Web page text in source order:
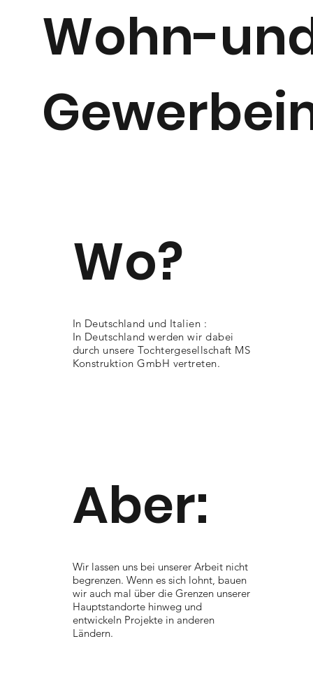
Wo?
In Deutschland und Italien :
In Deutschland werden wir dabei
durch unsere Tochtergesellschaft MS
Konstruktion GmbH vertreten.
Aber:
Wir lassen uns bei unserer Arbeit nicht
begrenzen. Wenn es sich lohnt, bauen
wir auch mal über die Grenzen unserer
Hauptstandorte hinweg und
entwickeln Projekte in anderen
Ländern.
Wohn-